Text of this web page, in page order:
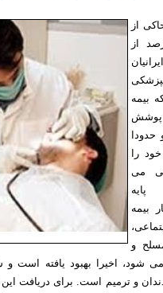
از
که حدود 30 درصد از
بیمه
پوشش
حدودا
را
می
بیمه
و
شود، اخیرا بهبود یافته است و
و ترمیم است. برای دریافت